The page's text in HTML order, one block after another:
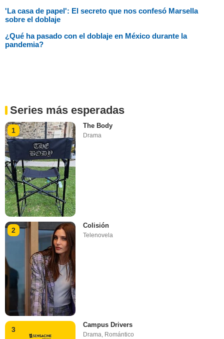
'La casa de papel': El secreto que nos confesó Marsella
sobre el doblaje
¿Qué ha pasado con el doblaje en México durante la
pandemia?
Series más esperadas
1
The Body
Drama
2
Colisión
Telenovela
3
Campus Drivers
Drama, Romántico